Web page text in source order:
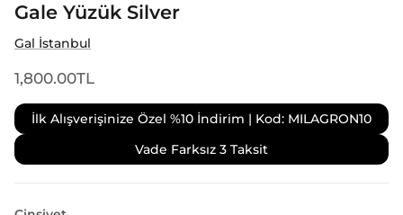
Gale Yüzük Silver
Gal İstanbul
1,800.00TL
İlk Alışverişinize Özel %10 İndirim | Kod: MILAGRON10
Vade Farksız 3 Taksit